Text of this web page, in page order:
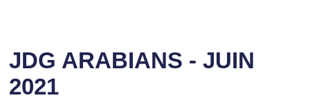
JDG ARABIANS - JUIN
2021